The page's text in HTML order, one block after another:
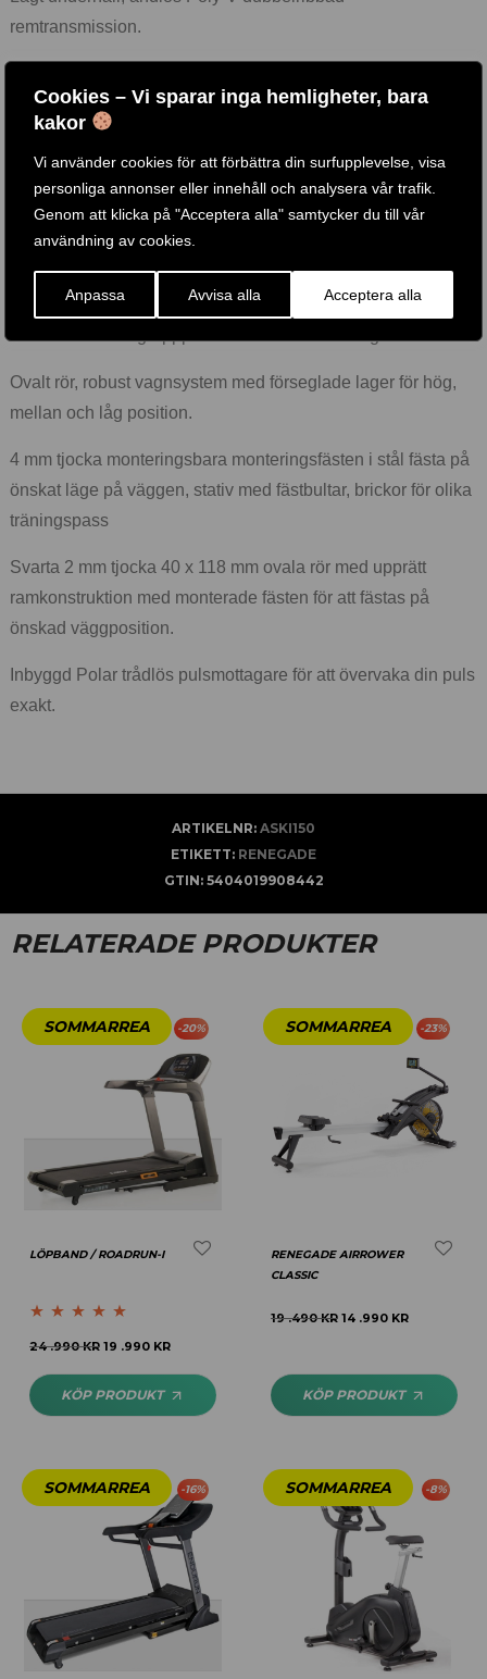
Cookies – Vi sparar inga hemligheter, bara
kakor
Vi använder cookies för att förbättra din surfupplevelse, visa
personliga annonser eller innehåll och analysera vår trafik.
Genom att klicka på "Acceptera alla" samtycker du till vår
användning av cookies.
Anpassa Avvisa alla Acceptera alla
remtransmission.
lång livslängd.
och en bredd mellan 62 cm (max.) och 26 cm (min.).
Ergonomiskt utformat handtag för horisontella och vertikala
Rostfritt stål snabbkopplingsmekanism design för vertikala
Ovalt rör, robust vagnsystem med förseglade lager för hög,
mellan och låg position.
4 mm tjocka monteringsbara monteringsfästen i stål fästa på
önskat läge på väggen, stativ med fästbultar, brickor för olika
träningspass
Svarta 2 mm tjocka 40 x 118 mm ovala rör med upprätt
ramkonstruktion med monterade fästen för att fästas på
önskad väggposition.
Inbyggd Polar trådlös pulsmottagare för att övervaka din puls
exakt.
ARTIKELNR: ASKI150
ETIKETT: RENEGADE
GTIN: 5404019908442
RELATERADE PRODUKTER
-20%
LÖPBAND / ROADRUN-I
Betygsatt5.00
24 .990KR 19 .990 KR
KÖP PRODUKT
-23%
RENEGADE AIRROWER
CLASSIC
19 .490KR 14 .990 KR
KÖP PRODUKT
-16% -8%